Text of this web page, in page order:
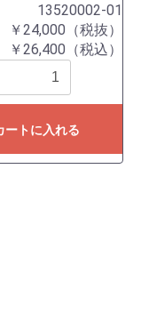
13520002-01
￥24,000（税抜）
￥26,400（税込）
ートに入れる